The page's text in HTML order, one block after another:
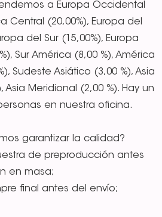
a Europa Occidental
Central (20,00%), Europa del
del Sur (15,00%), Europa
Sur América (8,00 %), América
Sudeste Asiático (3,00 %), Asia
Asia Meridional (2,00 %). Hay un
en nuestra oficina.
garantizar la calidad?
de preproducción antes
en masa;
final antes del envío;